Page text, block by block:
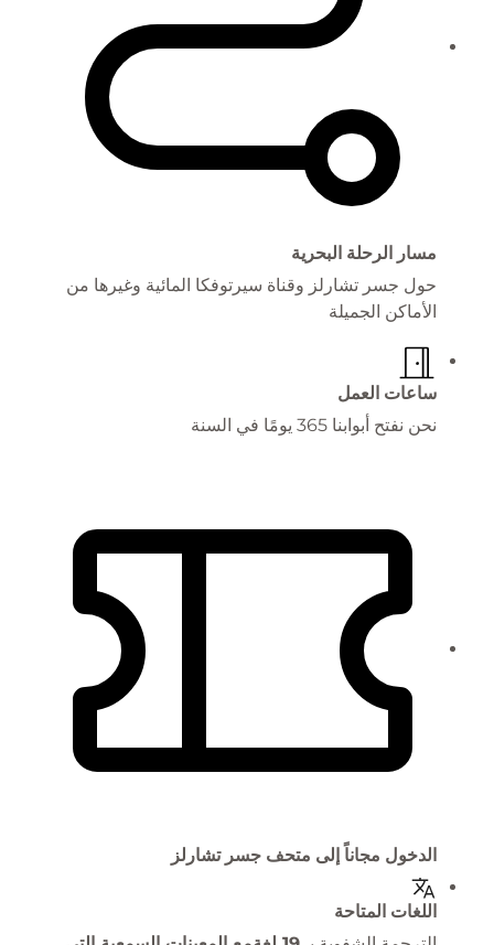
مسار الرحلة البحرية
حول جسر تشارلز وقناة سيرتوفكا المائية وغيرها من
الأماكن الجميلة
ساعات العمل
نحن نفتح أبوابنا 365 يومًا في السنة
الدخول مجاناً إلى متحف جسر تشارلز
اللغات المتاحة